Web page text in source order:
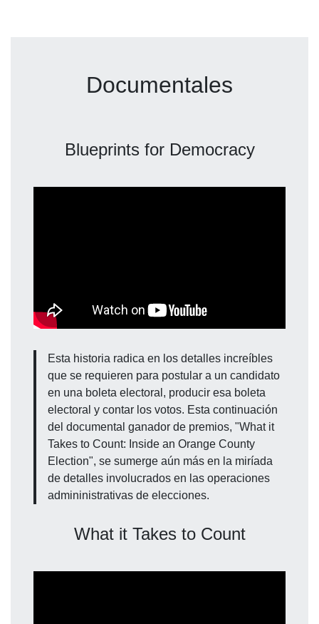
Documentales
Blueprints for Democracy
Esta historia radica en los detalles increíbles
que se requieren para postular a un candidato
en una boleta electoral, producir esa boleta
electoral y contar los votos. Esta continuación
del documental ganador de premios, "What it
Takes to Count: Inside an Orange County
Election", se sumerge aún más en la miríada
de detalles involucrados en las operaciones
admininistrativas de elecciones.
What it Takes to Count